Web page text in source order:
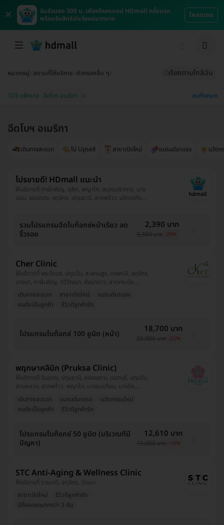
×
รับส่วนลด 200 บ. เพียงโหลดแอป HDmall ครั้งแรก
พร้อมรับสิทธิประโยชน์มากมาย
โหลดเลย
หมวดหมู่ สถานที่ให้บริการ ตัวกรองอื่น ๆ เรียงตามใกล้ฉัน
103 แพ็กเกจ ฉีดโบฯ อเมริกา ลบทั้งหมด
เดินทางสะดวก ไม่ Upsell สาขาเปิดใหม่ แบรนด์มาแรง นวัตก
ฉีดโบฯ อเมริกา
โปรขายดี! HDmall แนะนำ
ให้บริการที่ ภาษีเจริญ, ดุสิต, พญาไท, สมุทรปราการ, บาง
บอน, จอมทอง, จตุจักร, ปทุมธานี, ลาดพร้าว, บริการถึง
บางรัก
รวมโปรแกรมฉีดโบท็อกซ์หน้าเรียว ลด
ริ้วรอย
2,390 บาท
3,380 บาท -29%
Cher Clinic
ให้บริการที่ พระโขนง, ปทุมวัน, สะพานสูง, บางกะปิ, จตุจักร,
บางนา, ภาษีเจริญ, ทวีวัฒนา, คันนายาว, ลาดกระบัง,
ประเวศ, ลาดพร้าว, คลองเตย, ราชเทวี, บางขุนเทียน,
บางซื่อ, สมุทรปราการ, บางแค
เดินทางสะดวก สาขาเปิดใหม่
แบรนด์มาแรง
คนดังเป็นลูกค้า
รีวิวดีลูกค้ารัก
โปรแกรมโบท็อกซ์ 100 ยูนิต (หน้า) 18,700 บาท
25,000 บาท -22%
พฤกษาคลินิก (Pruksa Clinic)
ให้บริการที่ ดินแดง, ปทุมธานี, คลองสาน, นนทบุรี, ปทุมวัน,
สวนหลวง, ลาดพร้าว, พญาไท, บางขุนเทียน, บางรัก,
สมุทรปราการ, ลาดกระบัง, วังทองหลาง
เดินทางสะดวก แบรนด์มาแรง
นวัตกรรมใหม่
คนดังเป็นลูกค้า
รีวิวดีลูกค้ารัก
โปรแกรมโบท็อกซ์ 50 ยูนิต (บริเวณที่มี
ปัญหา)
12,610 บาท
15,000 บาท -16%
STC Anti-Aging & Wellness Clinic
ให้บริการที่ ราชเทวี, จตุจักร, วัฒนา
สาขาเปิดใหม่
รีวิวดีลูกค้ารัก
มีที่จอดรถมากกว่า 3 คัน